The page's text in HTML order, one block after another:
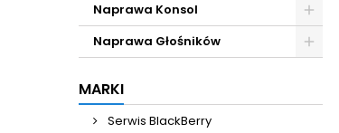
Naprawa Konsol
Naprawa Głośników
MARKI
Serwis BlackBerry